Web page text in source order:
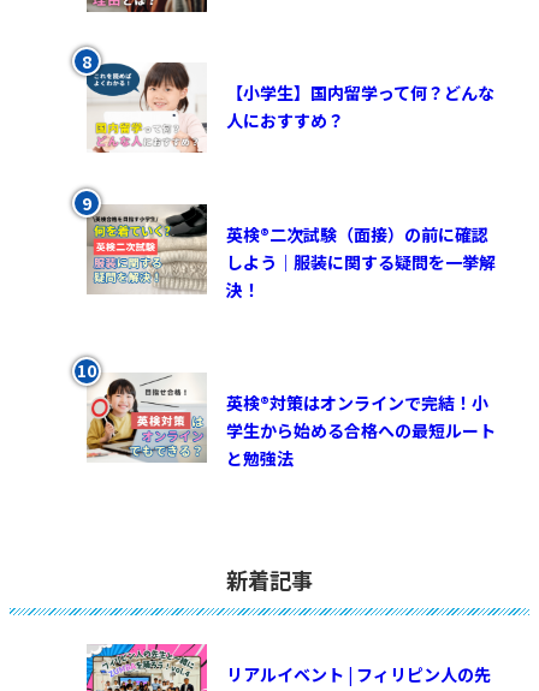
【小学生】国内留学って何？どんな
人におすすめ？
英検®︎二次試験（面接）の前に確認
しよう｜服装に関する疑問を一挙解
決！
英検®対策はオンラインで完結！小
学生から始める合格への最短ルート
と勉強法
新着記事
リアルイベント | フィリピン人の先